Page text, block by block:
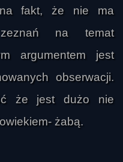
na fakt, że nie ma
na temat
argumentem jest
obserwacji.
że jest dużo nie
żabą.